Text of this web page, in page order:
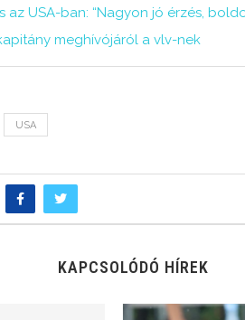
az USA-ban: “Nagyon jó érzés,
meghívójáról a vlv-nek
USA
KAPCSOLÓDÓ HÍREK